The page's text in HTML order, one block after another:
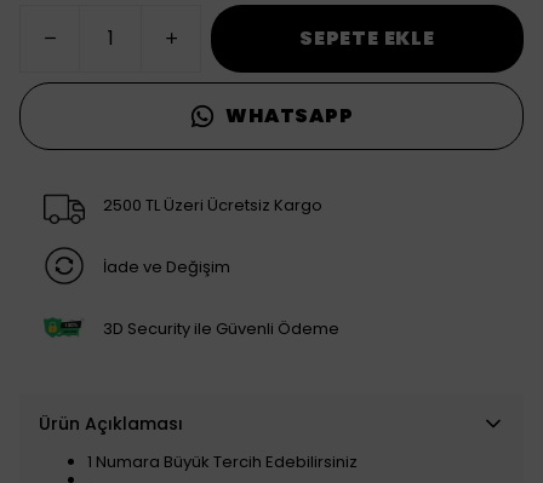
SEPETE EKLE
WHATSAPP
2500 TL Üzeri Ücretsiz Kargo
İade ve Değişim
3D Security ile Güvenli Ödeme
Ürün Açıklaması
1 Numara Büyük Tercih Edebilirsiniz